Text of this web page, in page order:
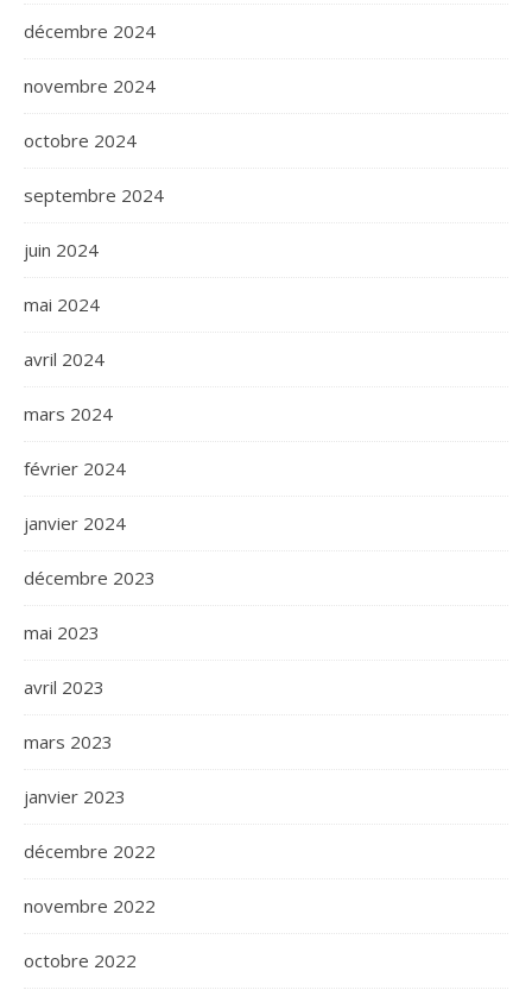
décembre 2024
novembre 2024
octobre 2024
septembre 2024
juin 2024
mai 2024
avril 2024
mars 2024
février 2024
janvier 2024
décembre 2023
mai 2023
avril 2023
mars 2023
janvier 2023
décembre 2022
novembre 2022
octobre 2022